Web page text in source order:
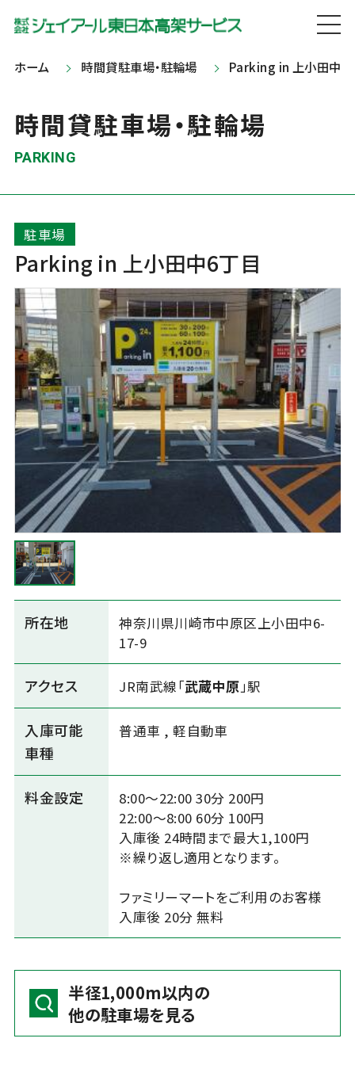
ホーム 時間貸駐車場・駐輪場 Parking in 上小田中6
時間貸駐車場・駐輪場
PARKING
駐車場
Parking in 上小田中6丁目
所在地
神奈川県川崎市中原区上小田中6-
17-9
アクセス JR南武線「武蔵中原」駅
入庫可能
車種
普通車 ,軽自動車
料金設定
8:00～22:00 30分 200円
22:00～8:00 60分 100円
入庫後 24時間まで最大1,100円
※繰り返し適用となります。
ファミリーマートをご利用のお客様
入庫後 20分 無料
半径1,000m以内の
他の駐車場を見る